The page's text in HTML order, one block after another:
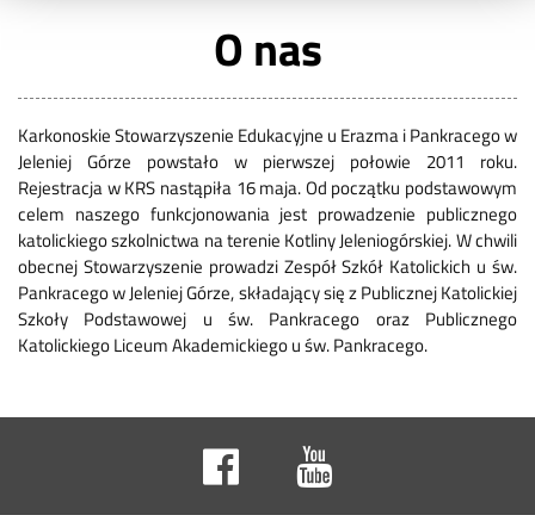
O nas
Karkonoskie Stowarzyszenie Edukacyjne u Erazma i Pankracego w
Jeleniej Górze powstało w pierwszej połowie 2011 roku.
Rejestracja w KRS nastąpiła 16 maja. Od początku podstawowym
celem naszego funkcjonowania jest prowadzenie publicznego
katolickiego szkolnictwa na terenie Kotliny Jeleniogórskiej. W chwili
obecnej Stowarzyszenie prowadzi Zespół Szkół Katolickich u św.
Pankracego w Jeleniej Górze, składający się z Publicznej Katolickiej
Szkoły Podstawowej u św. Pankracego oraz Publicznego
Katolickiego Liceum Akademickiego u św. Pankracego.